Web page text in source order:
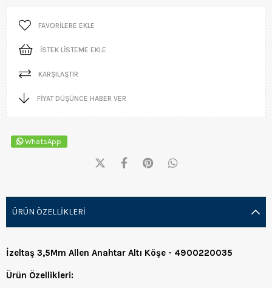
FAVORILERE EKLE
İSTEK LISTEME EKLE
KARŞILAŞTIR
FIYAT DÜŞÜNCE HABER VER
WhatsApp
ÜRÜN ÖZELLIKLERI
İzeltaş 3,5Mm Allen Anahtar Altı Köşe - 4900220035
Ürün Özellikleri: